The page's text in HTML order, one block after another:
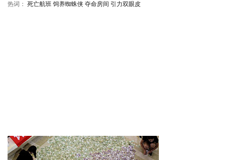
热词： 死亡航班 饲养蜘蛛侠 夺命房间 引力双眼皮